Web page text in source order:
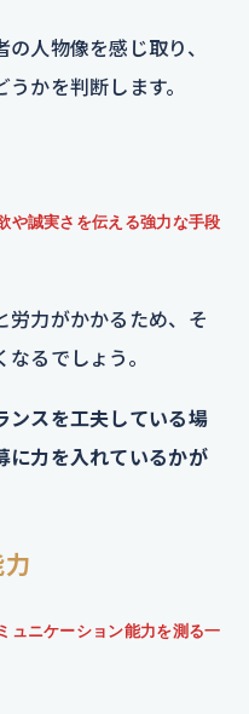
人物像を感じ取り、
かを判断します。
や誠実さを伝える強力な手段
労力がかかるため、そ
るでしょう。
ンスを工夫している場
に力を入れているかが
ュニケーション能力を測る一